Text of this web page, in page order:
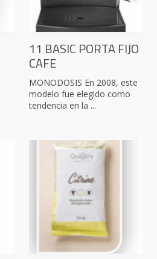
11 BASIC PORTA FIJO
CAFE
MONODOSIS En 2008, este
modelo fue elegido como
tendencia en la ...